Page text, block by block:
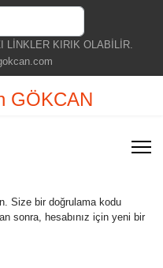
LİNKLER KIRIK OLABİLİR.
GÖKCAN
Size bir doğrulama kodu
sonra, hesabınız için yeni bir